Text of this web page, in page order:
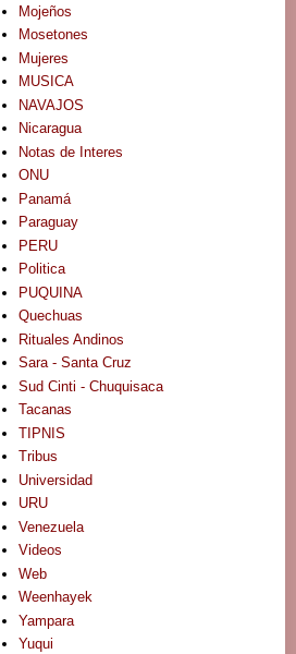
Mojeños
Mosetones
Mujeres
MUSICA
NAVAJOS
Nicaragua
Notas de Interes
ONU
Panamá
Paraguay
PERU
Politica
PUQUINA
Quechuas
Rituales Andinos
Sara - Santa Cruz
Sud Cinti - Chuquisaca
Tacanas
TIPNIS
Tribus
Universidad
URU
Venezuela
Videos
Web
Weenhayek
Yampara
Yuqui